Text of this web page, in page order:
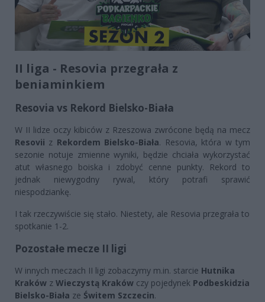
II liga - Resovia przegrała z
beniaminkiem
Resovia vs Rekord Bielsko-Biała
W II lidze oczy kibiców z Rzeszowa zwrócone będą na mecz
Resovii z Rekordem Bielsko-Biała. Resovia, która w tym
sezonie notuje zmienne wyniki, będzie chciała wykorzystać
atut własnego boiska i zdobyć cenne punkty. Rekord to
jednak niewygodny rywal, który potrafi sprawić
niespodziankę.
I tak rzeczywiście się stało. Niestety, ale Resovia przegrała to
spotkanie 1-2.
Pozostałe mecze II ligi
W innych meczach II ligi zobaczymy m.in. starcie Hutnika
Kraków z Wieczystą Kraków czy pojedynek Podbeskidzia
Bielsko-Biała ze Świtem Szczecin.